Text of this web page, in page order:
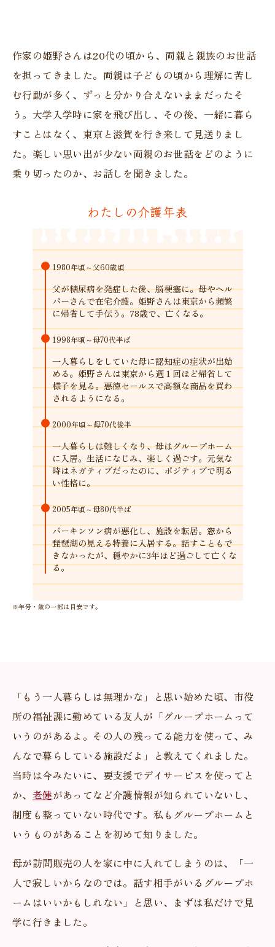
作家の姫野さんは20代の頃から、両親と親族のお世話
を担ってきました。両親は子どもの頃から理解に苦し
む行動が多く、ずっと分かり合えないままだったそ
う。大学入学時に家を飛び出し、その後、一緒に暮ら
すことはなく、東京と滋賀を行き来して見送りまし
た。楽しい思い出が少ない両親のお世話をどのように
乗り切ったのか、お話しを聞きました。
わたしの介護年表
1980年頃～父60歳頃
父が糖尿病を発症した後、脳梗塞に。母やヘル
パーさんで在宅介護。姫野さんは東京から頻繁
に帰省して手伝う。78歳で、亡くなる。
1998年頃～母70代半ば
一人暮らしをしていた母に認知症の症状が出始
める。姫野さんは東京から週１回ほど帰省して
様子を見る。悪徳セールスで高額な商品を買わ
されるようになる。
2000年頃～母70代後半
一人暮らしは難しくなり、母はグループホーム
に入居。生活になじみ、楽しく過ごす。元気な
時はネガティブだったのに、ポジティブで明る
い性格に。
2005年頃～母80代半ば
パーキンソン病が悪化し、施設を転居。窓から
琵琶湖の見える特養に入居する。話すこともで
きなかったが、穏やかに3年ほど過ごして亡くな
る。
※年号・歳の一部は目安です。
「もう一人暮らしは無理かな」と思い始めた頃、市役
所の福祉課に勤めている友人が「グループホームって
いうのがあるよ。その人の残ってる能力を使って、み
んなで暮らしている施設だよ」と教えてくれました。
当時は今みたいに、要支援でデイサービスを使ってと
か、 老健があってなど介護情報が知られていないし、
制度も整っていない時代です。私もグループホームと
いうものがあることを初めて知りました。
母が訪問販売の人を家に中に入れてしまうのは、「一
人で寂しいからなのでは。話す相手がいるグループホ
ームはいいかもしれない」と思い、まずは私だけで見
学に行きました。